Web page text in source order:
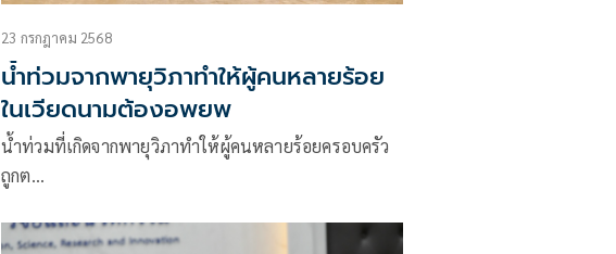
23 กรกฎาคม 2568
น้ำท่วมจากพายุวิภาทำให้ผู้คนหลายร้อย
ในเวียดนามต้องอพยพ
น้ำท่วมที่เกิดจากพายุวิภาทำให้ผู้คนหลายร้อยครอบครัว
ถูกต…